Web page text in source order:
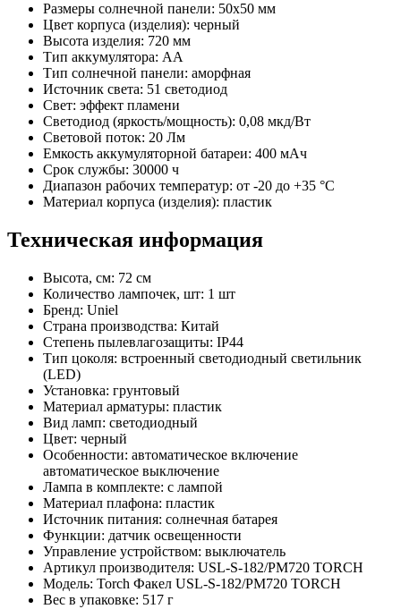
Размеры солнечной панели: 50х50 мм
Цвет корпуса (изделия): черный
Высота изделия: 720 мм
Тип аккумулятора: АА
Тип солнечной панели: аморфная
Источник света: 51 светодиод
Свет: эффект пламени
Светодиод (яркость/мощность): 0,08 мкд/Вт
Световой поток: 20 Лм
Емкость аккумуляторной батареи: 400 мАч
Срок службы: 30000 ч
Диапазон рабочих температур: от -20 до +35 °С
Материал корпуса (изделия): пластик
Техническая информация
Высота, см: 72 см
Количество лампочек, шт: 1 шт
Бренд: Uniel
Страна производства: Китай
Степень пылевлагозащиты: IP44
Тип цоколя: встроенный светодиодный светильник
(LED)
Установка: грунтовый
Материал арматуры: пластик
Вид ламп: светодиодный
Цвет: черный
Особенности: автоматическое включение
автоматическое выключение
Лампа в комплекте: с лампой
Материал плафона: пластик
Источник питания: солнечная батарея
Функции: датчик освещенности
Управление устройством: выключатель
Артикул производителя: USL-S-182/PM720 TORCH
Модель: Torch Факел USL-S-182/PM720 TORCH
Вес в упаковке: 517 г